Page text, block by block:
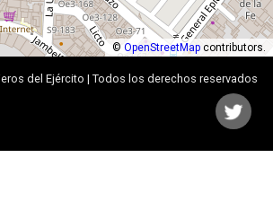
© OpenStreetMap contributors.
del Ejército | Todos los derechos reservados